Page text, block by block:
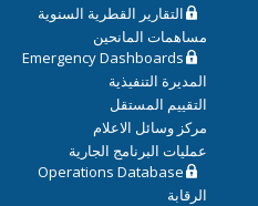
التقارير القطرية السنوية
مساهمات المانحين
Emergency Dashboards
المديرة التنفيذية
التقييم المستقل
مركز وسائل الاعلام
عمليات البرنامج الجارية
Operations Database
الرقابة